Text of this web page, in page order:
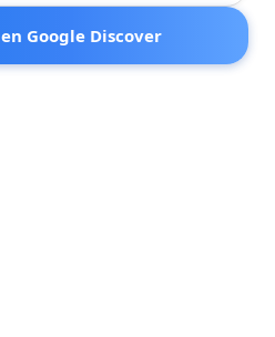
Google Discover